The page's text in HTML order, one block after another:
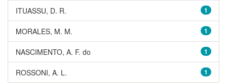
1
ITUASSU, D. R.
1
MORALES, M. M.
1
NASCIMENTO, A. F. do
1
ROSSONI, A. L.